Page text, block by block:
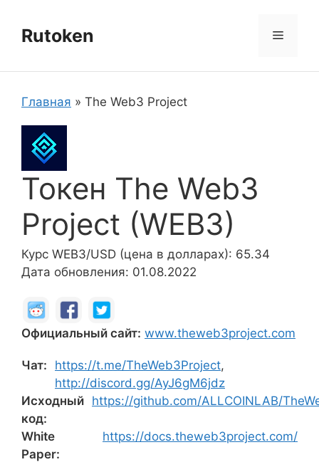
содержимому
Rutoken Меню
Главная » The Web3 Project
Токен The Web3
Project (WEB3)
Курс WEB3/USD (цена в долларах): 65.34
Дата обновления: 01.08.2022
Официальный сайт: www.theweb3project.com
Чат: https://t.me/TheWeb3Project,
http://discord.gg/AyJ6gM6jdz
Исходный
код:
https://github.com/ALLCOINLAB/
White
Paper:
https://docs.theweb3project.com/